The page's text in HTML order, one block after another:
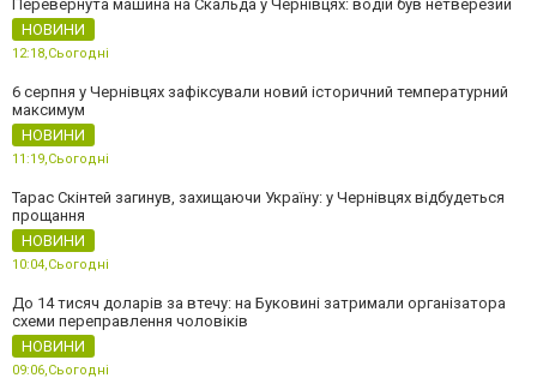
Перевернута машина на Скальда у Чернівцях: водій був нетверезий
НОВИНИ
12:18, Сьогодні
6 серпня у Чернівцях зафіксували новий історичний температурний
максимум
НОВИНИ
11:19, Сьогодні
Тарас Скінтей загинув, захищаючи Україну: у Чернівцях відбудеться
прощання
НОВИНИ
10:04, Сьогодні
До 14 тисяч доларів за втечу: на Буковині затримали організатора
схеми переправлення чоловіків
НОВИНИ
09:06, Сьогодні